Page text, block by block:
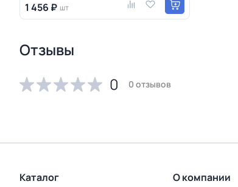
1 456 ₽ шт
Отзывы
0
0 отзывов
Каталог О компании